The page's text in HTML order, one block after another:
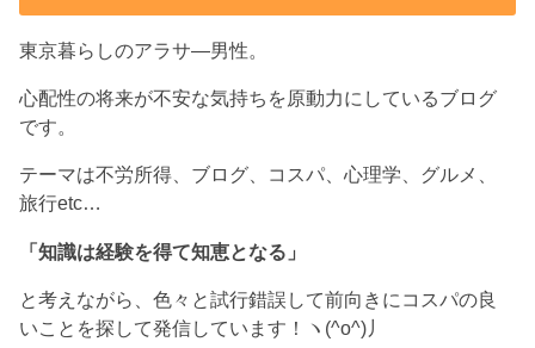
東京暮らしのアラサ―男性。
心配性の将来が不安な気持ちを原動力にしているブログ
です。
テーマは不労所得、ブログ、コスパ、心理学、グルメ、
旅行etc…
「知識は経験を得て知恵となる」
と考えながら、色々と試行錯誤して前向きにコスパの良
いことを探して発信しています！ヽ(^o^)丿